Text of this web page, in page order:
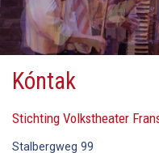
Kóntak
Stichting Volkstheater
Stalbergweg 99